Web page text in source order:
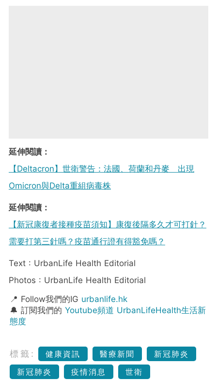
延伸閱讀：
【Deltacron】世衛警告：法國、荷蘭和丹麥 出現
Omicron與Delta重組病毒株
延伸閱讀：
【新冠康復者接種疫苗須知】康復後隔多久才可打針？
需要打第三針嗎？疫苗通行證有得豁免嗎？
Text : UrbanLife Health Editorial
Photos : UrbanLife Health Editorial
📍 Follow我們的IG urbanlife.hk
🔔 訂閱我們的 Youtube頻道 UrbanLifeHealth生活新
態度
標籤: 健康資訊 醫療新聞
新冠肺炎
新冠肺炎
疫情消息 世衛